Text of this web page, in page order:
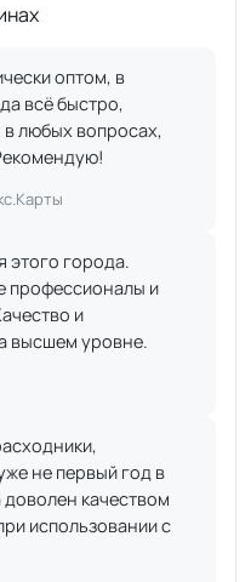
оптом, в
всё быстро,
в любых вопросах,
этого города.
профессионалы и
и
высшем уровне.
не первый год в
качеством
использовании с